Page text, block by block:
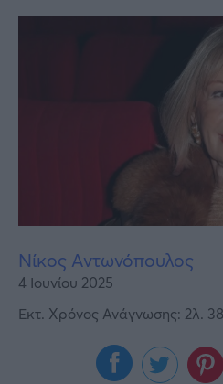
Γυναίκα
Νίκος Αντωνόπουλος
4 Ιουνίου 2025
Εκτ. Χρόνος Ανάγνωσης: 2λ.